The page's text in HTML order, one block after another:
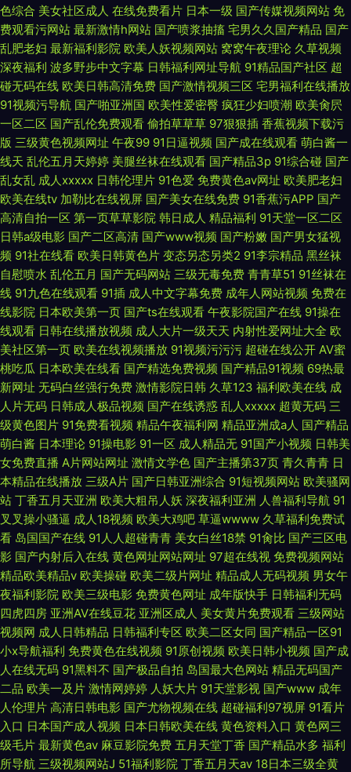
色综合 美女社区成人 在线免费看片 日本一级 国产传媒视频网站 免
费观看污网站 最新激情h网站 国产喷浆抽搐 宅男久久国产精品 国产
乱肥老妇 最新福利影院 欧美人妖视频网站 窝窝午夜理论 久草视频
深夜福利 波多野步中文字幕 日韩福利网址导航 91精品国产社区 超
碰无码在线 欧美日韩高清免费 国产激情视频三区 宅男福利在线播放
91视频污导航 国产啪亚洲国 欧美性爱密臀 疯狂少妇喷潮 欧美肏屄
一区二区 国产乱伦免费观看 偷拍草草草 97狠狠插 香蕉视频下载污
版 三级黄色视频网址 午夜99 91日逼视频 国产成在线观看 萌白酱一
线天 乱伦五月天婷婷 美腿丝袜在线观看 国产精品3p 91综合碰 国产
乱女乱 成人xxxxx 日韩伦理片 91色爱 免费黄色av网址 欧美肥老妇
欧美在线tv 加勒比在线视屏 国产美女在线免费 91香蕉污APP 国产
高清自拍一区 第一页草草影院 韩日成人 精品福利 91天堂一区二区
日韩a级电影 国产二区高清 国产www视频 国产粉嫩 国产男女猛视
频 91社在线看 欧美日韩黄色片 变态另态另类2 91李宗精品 黑丝袜
自慰喷水 乱伦五月 国产无码网站 三级无毒免费 青青草51 91丝袜在
线 91九色在线观看 91插 成人中文字幕免费 成年人网站视频 免费在
线影院 日本欧美第一页 国产ts在线观看 午夜影院国产在线 91操在
线观看 日韩在线播放视频 成人大片一级天天 内射性爱网址大全 欧
美社区第一页 欧美在线视频播放 91视频污污污 超碰在线公开 AV蜜
桃吃瓜 日本欧美在线看 国产精选免费视频 国产精品91视频 69热最
新网址 无码白丝强行免费 激情影院日韩 久草123 福利欧美在线 成
人片无码 日韩成人极品视频 国产在线诱惑 乱人xxxxx 超黄无码 三
级黄色图片 91免费看视频 精品午夜福利网 精品亚洲成a人 国产精品
萌白酱 日本理论 91操电影 91一区 成人精品无 91国产小视频 日韩美
女免费直播 A片网站网址 激情文学色 国产主播第37页 青久青青 日
本精品在线播放 三级A片 国产日韩亚洲综合 91短视频网站 欧美骚网
站 丁香五月天亚洲 欧美大粗吊人妖 深夜福利亚洲 人兽福利导航 91
叉叉操小骚逼 成人18视频 欧美大鸡吧 草逼wwww 久草福利免费试
看 岛国国产在线 91人人超碰青青 美女白丝18禁 91肏比 国产三区电
影 国产内射后入在线 黄色网址网站网址 97超在线视 免费视频网站
精品欧美精品v 欧美操碰 欧美二级片网址 精品成人无码视频 男女午
夜福利影院 欧美三级电影 免费黄色网址 成年版快手 日韩福利无码
四虎四房 亚洲AV在线豆花 亚洲区成人 美女黄片免费观看 三级网站
视频网 成人日韩精品 日韩福利专区 欧美二区女同 国产精品一区91
小x导航福利 免费黄色在线视频 91原创视频 欧美日韩小视频 国产成
人在线无码 91黑料不 国产极品自拍 岛国最大色网站 精品无码国产
二品 欧美一及片 激情网婷婷 人妖大片 91天堂影视 国产www 成年
人伦理片 高清日韩电影 国产尤物视频在线 超碰福利97视屏 91看片
入口 日本国产成人视频 日本日韩欧美在线 黄色资料入口 黄色网三
级毛片 最新黄色av 麻豆影院免费 五月天堂丁香 国产精品水多 福利
所导航 三级视频网站J 51福利影院 丁香五月天av 18日本三级全黄